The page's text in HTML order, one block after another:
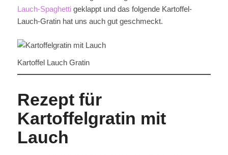
Lauch-Spaghettigeklappt und das folgende Kartoffel-
Lauch-Gratin hat uns auch gut geschmeckt.
Kartoffel Lauch Gratin
Rezept für
Kartoffelgratin mit
Lauch